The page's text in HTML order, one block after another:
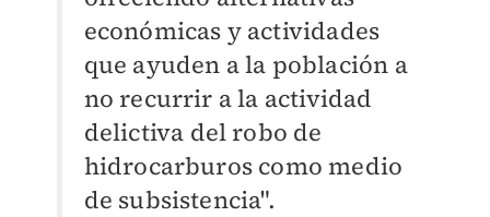
económicas y actividades
que ayuden a la población a
no recurrir a la actividad
delictiva del robo de
hidrocarburos como medio
de subsistencia".